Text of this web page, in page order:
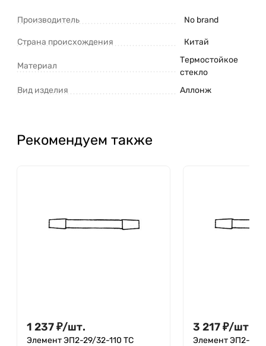
Производитель No brand
Страна происхождения Китай
Материал
Термостойкое
стекло
Вид изделия
Аллонж
Рекомендуем также
1 237₽/шт.
Элемент ЭП2-29/32-110 ТС
3 217₽/шт.
Элемент ЭП2-45/